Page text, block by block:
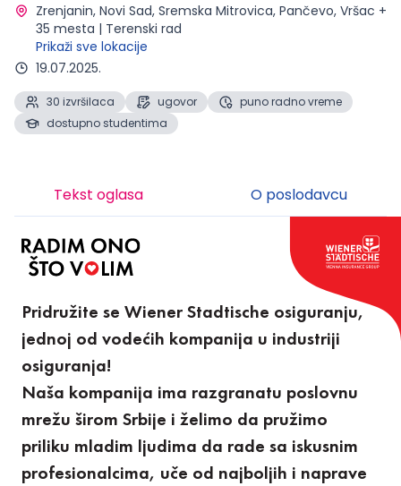
Zrenjanin, Novi Sad, Sremska Mitrovica, Pančevo, Vršac +
35 mesta | Terenski rad
Prikaži sve lokacije
19.07.2025.
30 izvršilaca ugovor
puno radno vreme
dostupno studentima
Tekst oglasa O poslodavcu
Pridružite se Wiener Stadtische osiguranju,
jednoj od vodećih kompanija u industriji
osiguranja!
Naša kompanija ima razgranatu poslovnu
mrežu širom Srbije i želimo da pružimo
priliku mladim ljudima da rade sa iskusnim
profesionalcima, uče od najboljih i naprave